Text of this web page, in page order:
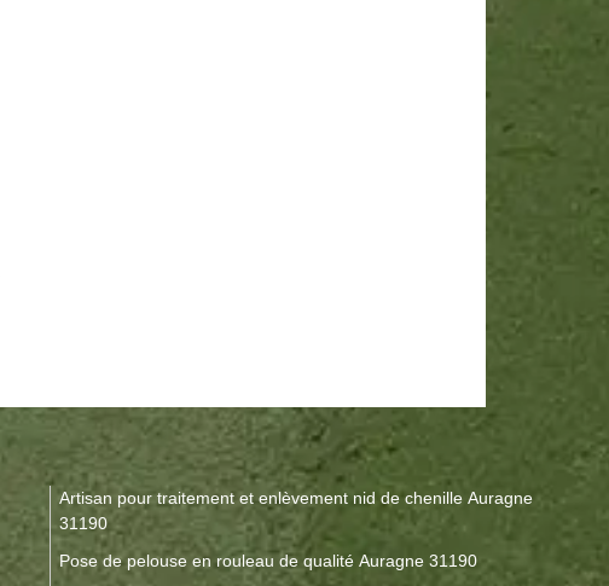
Artisan pour traitement et enlèvement nid de chenille Auragne
31190
Pose de pelouse en rouleau de qualité Auragne 31190